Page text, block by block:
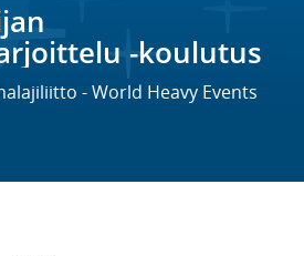
-koulutus
- World Heavy Events